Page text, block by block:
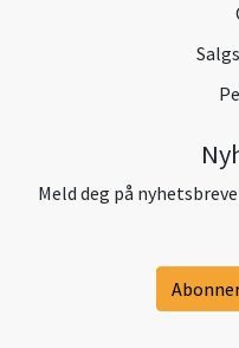
Meld deg på